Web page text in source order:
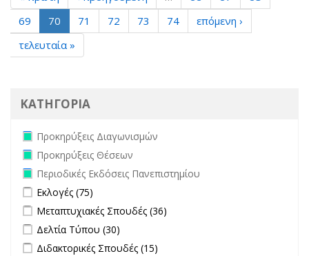
69
70 71 72 73 74
επόμενη ›
τελευταία »
ΚΑΤΗΓΟΡΙΑ
Remove Προκηρύξεις Διαγωνισμών filter
Προκηρύξεις Διαγωνισμών
Remove Προκηρύξεις Θέσεων filter
Προκηρύξεις Θέσεων
Remove Περιοδικές Εκδόσεις Πανεπιστημίου filter
Περιοδικές Εκδόσεις Πανεπιστημίου
Apply Εκλογές filter
Εκλογές (75)
Apply Μεταπτυχιακές Σπουδές filter
Μεταπτυχιακές Σπουδές (36)
Apply Δελτία Τύπου filter
Δελτία Τύπου (30)
Apply Διδακτορικές Σπουδές filter
Διδακτορικές Σπουδές (15)